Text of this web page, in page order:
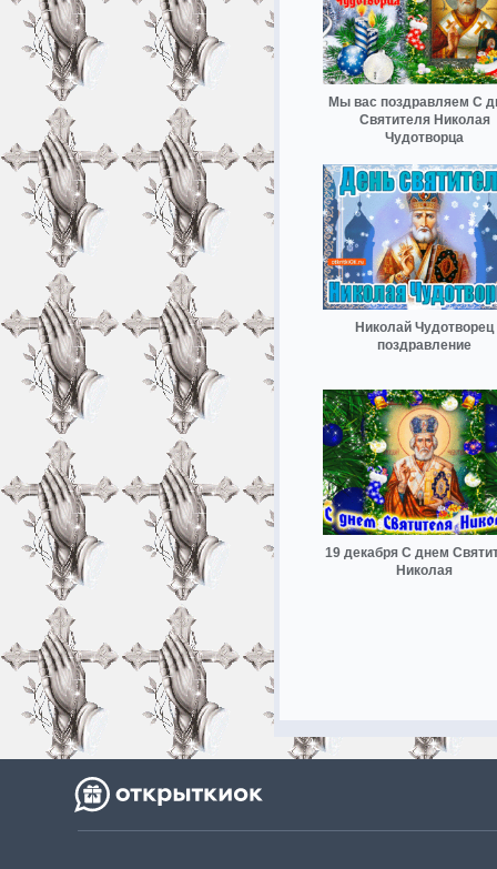
Мы вас поздравляем С
Святителя Николая
Чудотворца
Николай Чудотворец
поздравление
19 декабря С днем
Николая